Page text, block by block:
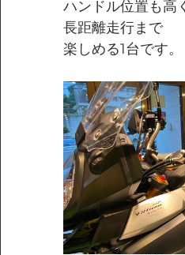
ハンドル位置も高
長距離走行まで
楽しめる1台です。